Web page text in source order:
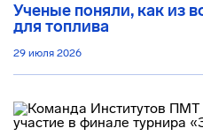
Ученые поняли, как из
для топлива
29 июля 2026